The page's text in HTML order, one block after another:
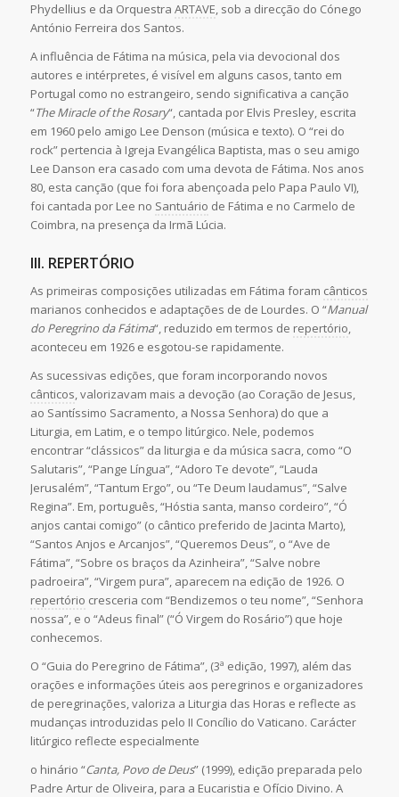
Phydellius e da Orquestra ARTAVE, sob a direcção do Cónego
António Ferreira dos Santos.
A influência de Fátima na música, pela via devocional dos
autores e intérpretes, é visível em alguns casos, tanto em
Portugal como no estrangeiro, sendo significativa a canção
“The Miracle of the Rosary“, cantada por Elvis Presley, escrita
em 1960 pelo amigo Lee Denson (música e texto). O “rei do
rock” pertencia à Igreja Evangélica Baptista, mas o seu amigo
Lee Danson era casado com uma devota de Fátima. Nos anos
80, esta canção (que foi fora abençoada pelo Papa Paulo VI),
foi cantada por Lee no Santuário de Fátima e no Carmelo de
Coimbra, na presença da Irmã Lúcia.
III. REPERTÓRIO
As primeiras composições utilizadas em Fátima foram cânticos
marianos conhecidos e adaptações de de Lourdes. O “Manual
do Peregrino da Fátima“, reduzido em termos de repertório
aconteceu em 1926 e esgotou-se rapidamente.
As sucessivas edições, que foram incorporando novos
cânticos , valorizavam mais a devoção (ao Coração de Jesus,
ao Santíssimo Sacramento, a Nossa Senhora) do que a
Liturgia, em Latim, e o tempo litúrgico. Nele, podemos
encontrar “clássicos” da liturgia e da música sacra, como “O
Salutaris”, “Pange Língua”, “Adoro Te devote”, “Lauda
Jerusalém”, “Tantum Ergo”, ou “Te Deum laudamus”, “Salve
Regina”. Em, português, “Hóstia santa, manso cordeiro”, “Ó
anjos cantai comigo” (o cântico preferido de Jacinta Marto),
“Santos Anjos e Arcanjos”, “Queremos Deus”, o “Ave de
Fátima”, “Sobre os braços da Azinheira”, “Salve nobre
padroeira”, “Virgem pura”, aparecem na edição de 1926. O
repertório cresceria com “Bendizemos o teu nome”, “Senhora
nossa”, e o “Adeus final” (“Ó Virgem do Rosário”) que hoje
conhecemos.
O “Guia do Peregrino de Fátima”, (3ª edição, 1997), além das
orações e informações úteis aos peregrinos e organizadores
de peregrinações, valoriza a Liturgia das Horas e reflecte as
mudanças introduzidas pelo II Concílio do Vaticano. Carácter
litúrgico reflecte especialmente
o hinário “Canta, Povo de Deus” (1999), edição preparada pelo
Padre Artur de Oliveira, para a Eucaristia e Ofício Divino. A